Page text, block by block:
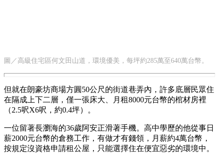
圖／高級住宅區何文田山道，環境優美，每坪約285萬至640萬台幣。
但就在朗豪坊商場方圓50公尺的街道巷弄內，許多底層民眾住
在隔成上下二層，僅一張床大、月租8000元台幣的棺材房裡
（2.5呎X6呎，約0.4坪）。
一位留著長瀏海的36歲阿安正滑著手機。高中學歷的他從事日
薪2000元台幣的倉務工作，有做才有錢領，月薪約4萬台幣，
按規定沒資格申請租公屋，只能選擇住在便宜惡劣的環境中。